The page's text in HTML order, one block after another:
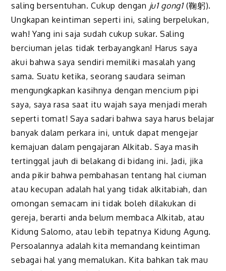
saling bersentuhan. Cukup dengan ju1 gong1 (鞠躬).
Ungkapan keintiman seperti ini, saling berpelukan,
wah! Yang ini saja sudah cukup sukar. Saling
berciuman jelas tidak terbayangkan! Harus saya
akui bahwa saya sendiri memiliki masalah yang
sama. Suatu ketika, seorang saudara seiman
mengungkapkan kasihnya dengan mencium pipi
saya, saya rasa saat itu wajah saya menjadi merah
seperti tomat! Saya sadari bahwa saya harus belajar
banyak dalam perkara ini, untuk dapat mengejar
kemajuan dalam pengajaran Alkitab. Saya masih
tertinggal jauh di belakang di bidang ini. Jadi, jika
anda pikir bahwa pembahasan tentang hal ciuman
atau kecupan adalah hal yang tidak alkitabiah, dan
omongan semacam ini tidak boleh dilakukan di
gereja, berarti anda belum membaca Alkitab, atau
Kidung Salomo, atau lebih tepatnya Kidung Agung.
Persoalannya adalah kita memandang keintiman
sebagai hal yang memalukan. Kita bahkan tak mau